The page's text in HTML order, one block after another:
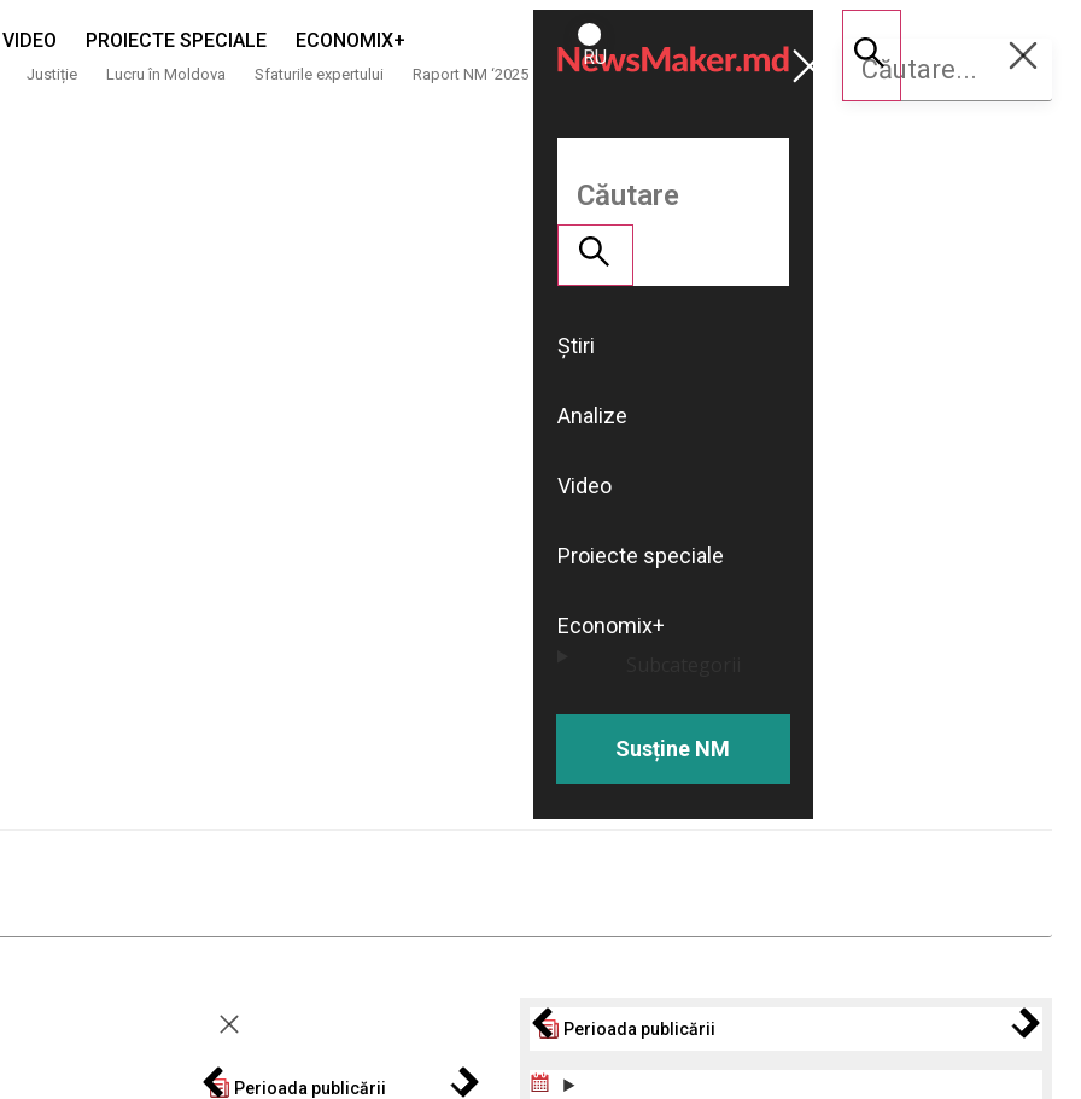
VIDEO PROIECTE SPECIALE ECONOMIX+
Justiție Lucru în Moldova Sfaturile expertului Raport NM ‘2025
ROMÂNĂ
RU
Susține
NM
Știri
Analize
Video
Proiecte speciale
Economix+
Susține NM
Perioada publicării
Perioada publicării